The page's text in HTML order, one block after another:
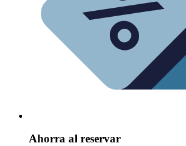
Ahorra al reservar